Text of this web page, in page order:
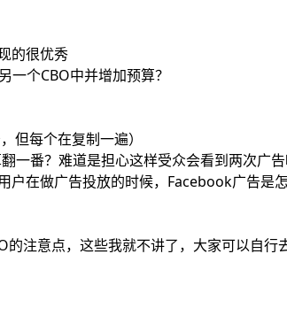
的很优秀
个CBO中并增加预算？
但每个在复制一遍）
一番？难道是担心这样受众会看到两次广
户在做广告投放的时候，Facebook广告是
的注意点，这些我就不讲了，大家可以自行